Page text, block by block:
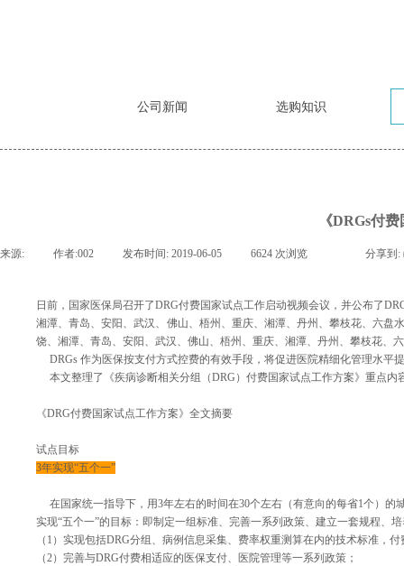
公司新闻 选购知识
《DRGs付
来源: 作者:002 发布时间: 2019-06-05 6624 次浏览 分享到:
日前，国家医保局召开了DRG付费国家试点工作启动视频会议，并公布了
湘潭、青岛、安阳、武汉、佛山、梧州、重庆、湘潭、丹州、攀枝花、六
饶、湘潭、青岛、安阳、武汉、佛山、梧州、重庆、湘潭、丹州、攀枝花、
DRGs 作为医保按支付方式控费的有效手段，将促进医院精细化管理水平
本文整理了《疾病诊断相关分组（DRG）付费国家试点工作方案》重点内
《DRG付费国家试点工作方案》全文摘要
试点目标
3年实现“五个一”
在国家统一指导下，用3年左右的时间在30个左右（有意向的每省1个）的
实现“五个一”的目标：即制定一组标准、完善一系列政策、建立一套规程、
（1）实现包括DRG分组、病例信息采集、费率权重测算在内的技术标准，
（2）完善与DRG付费相适应的医保支付、医院管理等一系列政策；